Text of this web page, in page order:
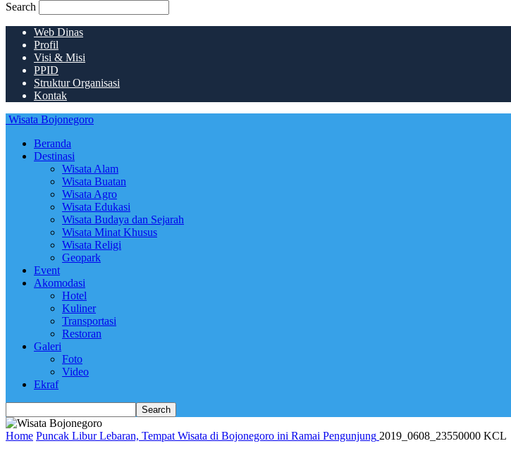
Search
Web Dinas
Profil
Visi & Misi
PPID
Struktur Organisasi
Kontak
Wisata Bojonegoro
Beranda
Destinasi
Wisata Alam
Wisata Buatan
Wisata Agro
Wisata Edukasi
Wisata Budaya dan Sejarah
Wisata Minat Khusus
Wisata Religi
Geopark
Event
Akomodasi
Hotel
Kuliner
Transportasi
Restoran
Galeri
Foto
Video
Ekraf
Home Puncak Libur Lebaran, Tempat Wisata di Bojonegoro ini Ramai Pengunjung 2019_0608_23550000 KCL